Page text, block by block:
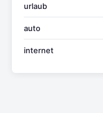
urlaub
auto
internet